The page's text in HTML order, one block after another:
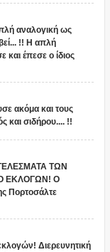
αναλογική ως
!! Η απλή
και έπεσε ο ίδιος
ακόμα και τους
και σιδήρου.... !!
ΤΩΝ
ΕΚΛΟΓΩΝ! Ο
Πορτοσάλτε
Διερευνητική